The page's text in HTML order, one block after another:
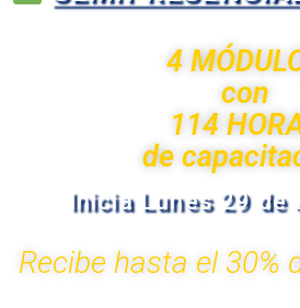
4
con
114
de
Inicia Lunes 29 de
Recibe hasta el 30%